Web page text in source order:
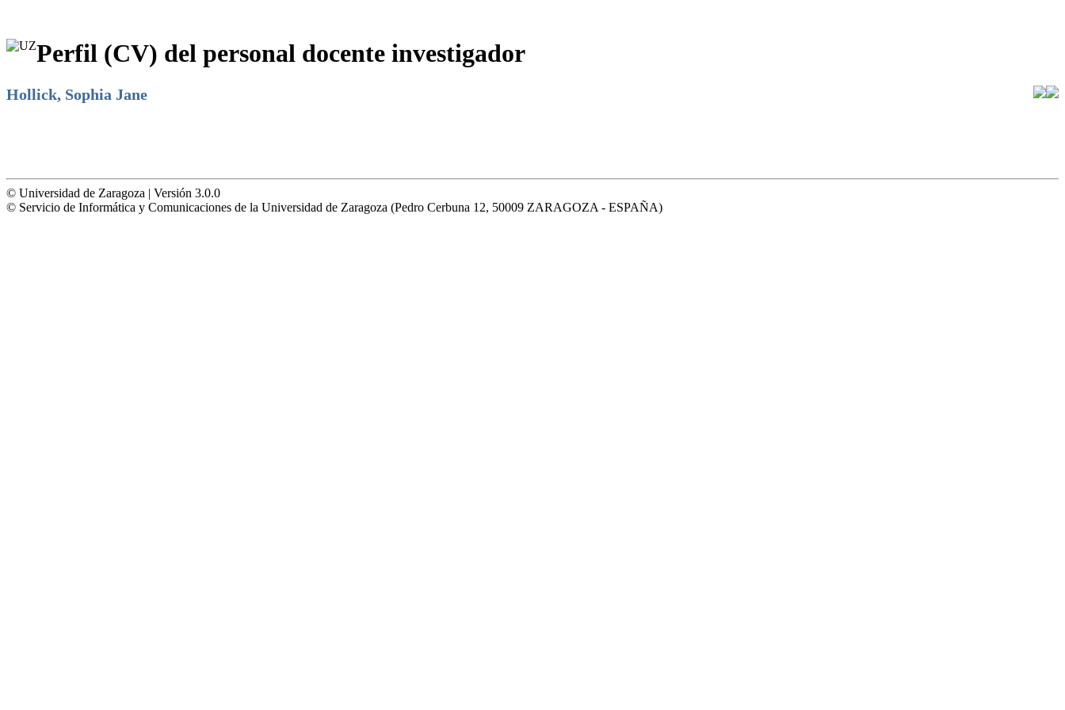
Perfil (CV) del personal docente investigador
Hollick, Sophia Jane
© Universidad de Zaragoza | Versión 3.0.0
© Servicio de Informática y Comunicaciones de la Universidad de Zaragoza (Pedro Cerbuna 12, 50009 ZARAGOZA - ESPAÑA)